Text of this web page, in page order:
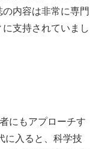
内容は非常に専門
支持されていまし
にもアプローチす
に入ると、科学技